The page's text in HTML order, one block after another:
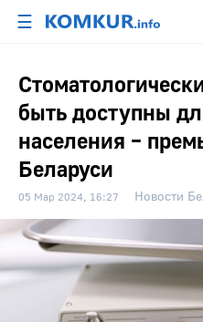
☰
быть доступны
населения –
Беларуси
05 Мар 2024, 16:27 Новости